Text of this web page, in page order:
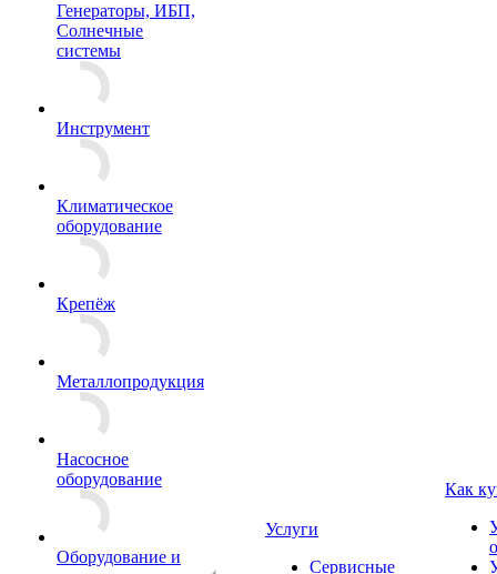
Генераторы, ИБП,
Солнечные
системы
Инструмент
Климатическое
оборудование
Крепёж
Металлопродукция
Насосное
оборудование
Оборудование и
Услуги
Сервисные
Как